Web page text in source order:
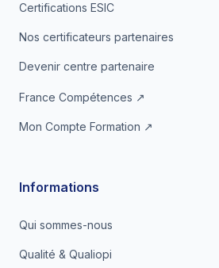
Certifications ESIC
Nos certificateurs partenaires
Devenir centre partenaire
France Compétences ↗
Mon Compte Formation ↗
Informations
Qui sommes-nous
Qualité & Qualiopi